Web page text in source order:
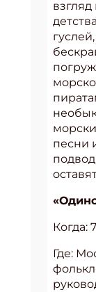
песни
Когда:
Где: